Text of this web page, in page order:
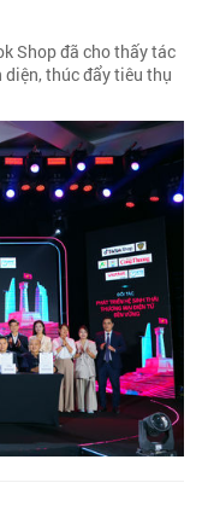
Shop đã cho thấy tác
thúc đẩy tiêu thụ